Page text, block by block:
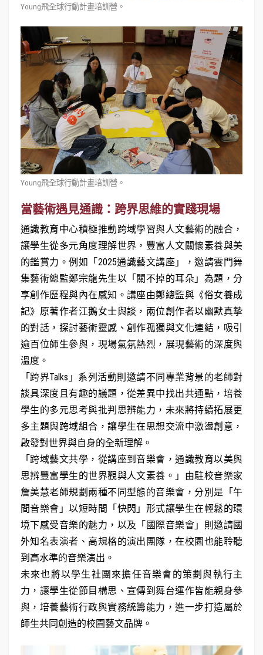
Young飛全球行動計畫培訓營。
Young飛全球行動計畫培訓營。
當藝術遇見通識：跨界思維的實踐現場
通識教育中心積極推動跨域學習與人文藝術的融合，
讓學生從多元角度理解世界，豐富人文關懷素養與美
的鑑賞力。例如「2025通識藝文講座」，邀請雲門舞
集藝術總監鄭宗龍先生以「關不掉的耳朵」為題，分
享創作歷程與內在感知。講座由鄭總監與《俗女養成
記》原著作者江鵝女士與談，兩位創作者以幽默真摯
的對話，探討藝術靈感、創作孤獨與文化連結，吸引
逾百位師生參與，現場氣氛熱烈，展現藝術的深度與
溫度。
「跨界Talks」系列活動則邀請不同專業背景的老師對
談具深度且有趣的議題，從差異中找出共通點，培養
學生的多元思考與批判思辨能力，未來將持續拓展更
多主題與跨域組合，讓學生在思想交流中激盪創意，
啟發對世界與自身的全新理解。
「跨域藝文共學，從講座到音樂會，通識教育以美與
思辨豐富學生的世界觀與人文素養。」由駐校音樂家
詹美慧老師規劃兩種不同型態的音樂會，分別是「午
間音樂會」以短時間「快閃」形式讓學生在輕鬆的環
境下感受音樂的魅力，以及「國際音樂會」則邀請國
外知名表演者、高規格的演出團隊，在校園也能聆聽
到高水準的音樂演出。
未來也將以學生社團來擔任音樂會的策劃與執行主
力，讓學生從節目構思、宣傳到舞台運作皆能親身參
與，培養藝術行政與實務統籌能力，進一步打造屬於
師生共同創造的校園藝文品牌。